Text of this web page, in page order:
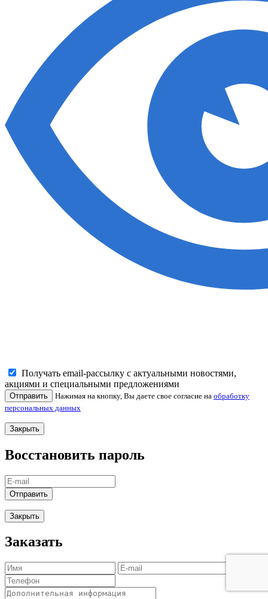
Получать email-рассылку с актуальными новостями,
акциями и специальными предложениями
Отправить Нажимая на кнопку, Вы даете свое согласие на обработку
персональных данных
Закрыть
Восстановить пароль
Отправить
Закрыть
Заказать